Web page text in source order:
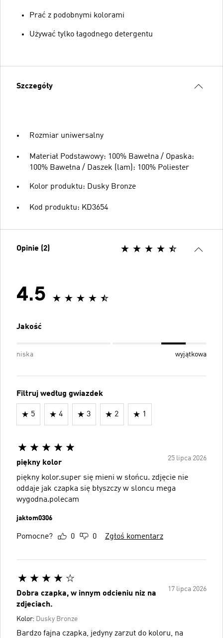
Prać z podobnymi kolorami
Używać tylko łagodnego detergentu
Szczegóły
Rozmiar uniwersalny
Materiał Podstawowy: 100% Bawełna / Opaska:
100% Bawełna / Daszek (lam): 100% Poliester
Kolor produktu: Dusky Bronze
Kod produktu: KD3654
Opinie (2)
4.5
Jakość
niska wyjątkowa
Filtruj według gwiazdek
5 4 3 2 1
25 lipca 2026
piękny kolor
piękny kolor.super się mieni w słońcu. zdjęcie nie
oddaje jak czapka się błyszczy w sloncu mega
wygodna.polecam
jaktom0306
Pomocne? 0 0 Zgłoś komentarz
17 lipca 2026
Dobra czapka, w innym odcieniu niz na
zdjeciach.
Kolor: Dusky Bronze
Bardzo fajna czapka, jedyny zarzut do koloru, na